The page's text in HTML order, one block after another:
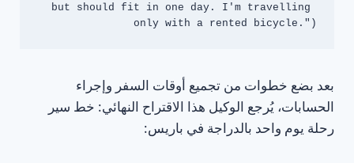
but should fit in one day. I'm travelling
only with a rented bicycle.")
بعد بضع خطوات من تجميع أوقات السفر وإجراء
الحسابات، يُرجع الوكيل هذا الاقتراح النهائي: خط سير
رحلة يوم واحد بالدراجة في باريس: